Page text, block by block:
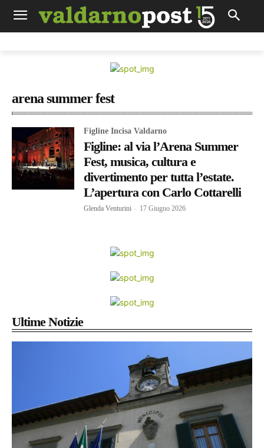
arena summer fest
Figline Incisa Valdarno
Figline: al via l’Arena Summer
Fest, musica, cultura e
divertimento per tutta l’estate.
L’apertura con Carlo Cottarelli
Glenda Venturini - 17 Giugno 2026
Ultime Notizie